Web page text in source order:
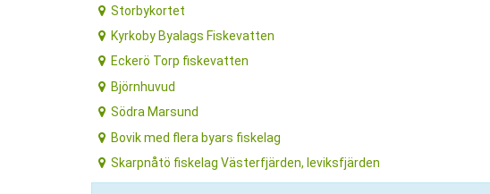
Storbykortet
Kyrkoby Byalags Fiskevatten
Eckerö Torp fiskevatten
Björnhuvud
Södra Marsund
Bovik med flera byars fiskelag
Skarpnåtö fiskelag Västerfjärden, leviksfjärden